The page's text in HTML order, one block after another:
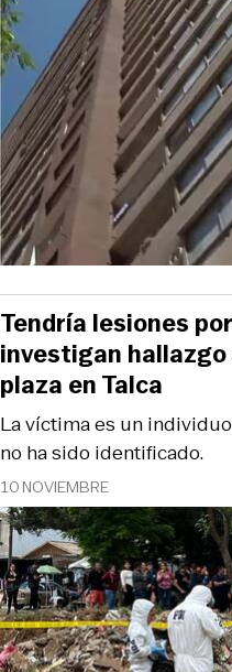
10 NOVIEMBRE
La víctima es un
no ha sido identificado.
Tendría lesiones
investigan hallazgo
plaza en Talca